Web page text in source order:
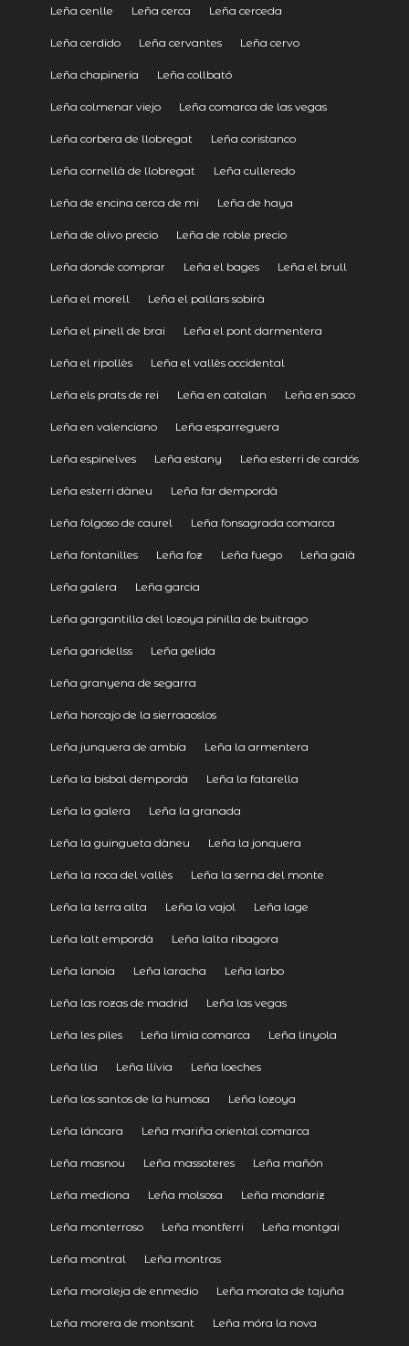
Leña cenlle Leña cerca Leña cerceda
Leña cerdido Leña cervantes Leña cervo
Leña chapinería Leña collbató
Leña colmenar viejo Leña comarca de las vegas
Leña corbera de llobregat Leña coristanco
Leña cornellà de llobregat Leña culleredo
Leña de encina cerca de mi Leña de haya
Leña de olivo precio Leña de roble precio
Leña donde comprar Leña el bages Leña el brull
Leña el morell Leña el pallars sobirà
Leña el pinell de brai Leña el pont darmentera
Leña el ripollès Leña el vallès occidental
Leña els prats de rei Leña en catalan Leña en saco
Leña en valenciano Leña esparreguera
Leña espinelves Leña estany Leña esterri de cardós
Leña esterri dàneu Leña far dempordà
Leña folgoso de caurel Leña fonsagrada comarca
Leña fontanilles Leña foz Leña fuego Leña gaià
Leña galera Leña garcia
Leña gargantilla del lozoya pinilla de buitrago
Leña garidellss Leña gelida
Leña granyena de segarra
Leña horcajo de la sierraaoslos
Leña junquera de ambía Leña la armentera
Leña la bisbal dempordà Leña la fatarella
Leña la galera Leña la granada
Leña la guingueta dàneu Leña la jonquera
Leña la roca del vallès Leña la serna del monte
Leña la terra alta Leña la vajol Leña lage
Leña lalt empordà Leña lalta ribagora
Leña lanoia Leña laracha Leña larbo
Leña las rozas de madrid Leña las vegas
Leña les piles Leña limia comarca Leña linyola
Leña llia Leña llívia Leña loeches
Leña los santos de la humosa Leña lozoya
Leña láncara Leña mariña oriental comarca
Leña masnou Leña massoteres Leña mañón
Leña mediona Leña molsosa Leña mondariz
Leña monterroso Leña montferri Leña montgai
Leña montral Leña montras
Leña moraleja de enmedio Leña morata de tajuña
Leña morera de montsant Leña móra la nova